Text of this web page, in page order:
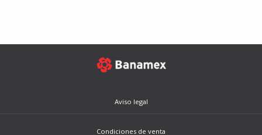
Aviso legal
Condiciones de venta